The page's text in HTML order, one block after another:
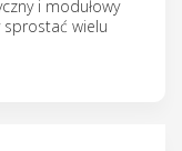
i modułowy
wielu